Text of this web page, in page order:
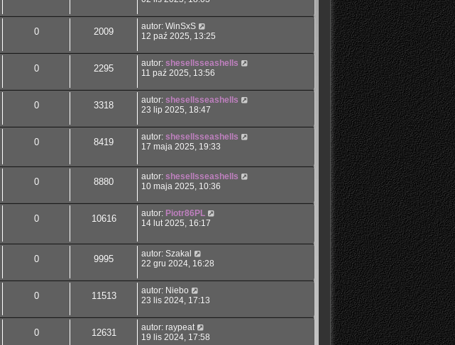
0 2009 autor: WinSxS
12 paź 2025, 13:25
0 2295 autor: shesellsseashells
11 paź 2025, 13:56
0 3318 autor: shesellsseashells
23 lip 2025, 18:47
0 8419 autor: shesellsseashells
17 maja 2025, 19:33
0 8880 autor: shesellsseashells
10 maja 2025, 10:36
0 10616 autor: Piotr86PL
14 lut 2025, 16:17
0 9995 autor: Szakal
22 gru 2024, 16:28
0 11513 autor: Niebo
23 lis 2024, 17:13
0 12631 autor: raypeat
19 lis 2024, 17:58